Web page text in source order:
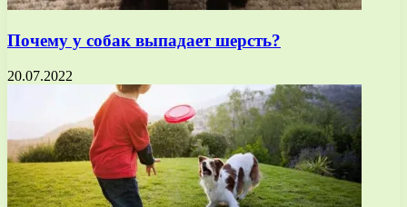
Почему у собак выпадает шерсть?
20.07.2022